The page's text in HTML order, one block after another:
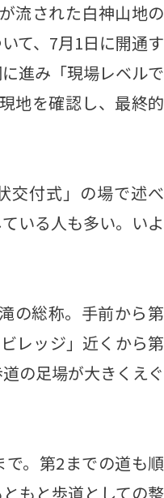
流された白神山地の
て、7月1日に開通す
進み「現場レベルで
地を確認し、最終的
交付式」の場で述べ
いる人も多い。いよ
の総称。手前から第
レッジ」近くから第
の足場が大きくえぐ
。第2までの道も順
もと歩道としての整